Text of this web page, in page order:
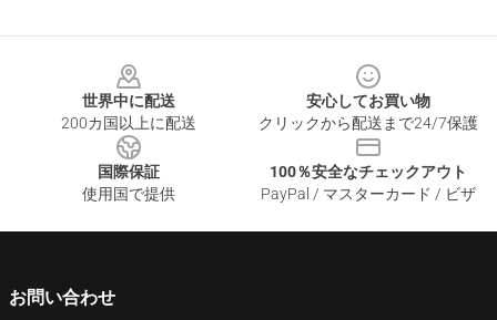
世界中に配送
200カ国以上に配送
安心してお買い物
クリックから配送まで24/7保護
国際保証
使用国で提供
100％安全なチェックアウト
PayPal / マスターカード / ビザ
お問い合わせ